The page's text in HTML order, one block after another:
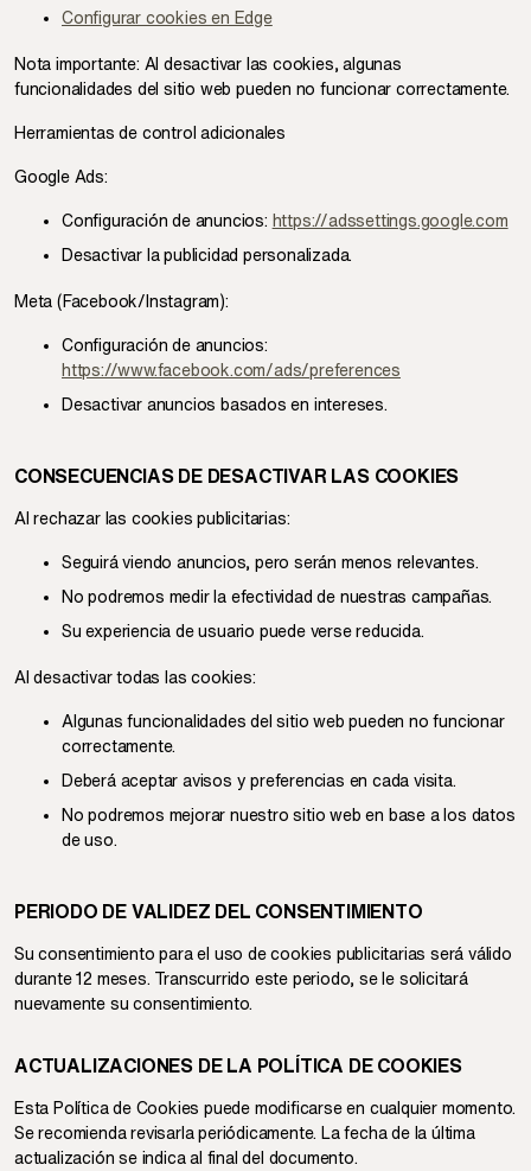
Configurar cookies en Edge
Nota importante: Al desactivar las cookies, algunas
funcionalidades del sitio web pueden no funcionar correctamente.
Herramientas de control adicionales
Google Ads:
Configuración de anuncios: https://adssettings.google.com
Desactivar la publicidad personalizada.
Meta (Facebook/Instagram):
Configuración de anuncios:
https://www.facebook.com/ads/preferences
Desactivar anuncios basados en intereses.
CONSECUENCIAS DE DESACTIVAR LAS COOKIES
Al rechazar las cookies publicitarias:
Seguirá viendo anuncios, pero serán menos relevantes.
No podremos medir la efectividad de nuestras campañas.
Su experiencia de usuario puede verse reducida.
Al desactivar todas las cookies:
Algunas funcionalidades del sitio web pueden no funcionar
correctamente.
Deberá aceptar avisos y preferencias en cada visita.
No podremos mejorar nuestro sitio web en base a los datos
de uso.
PERIODO DE VALIDEZ DEL CONSENTIMIENTO
Su consentimiento para el uso de cookies publicitarias será válido
durante 12 meses. Transcurrido este periodo, se le solicitará
nuevamente su consentimiento.
ACTUALIZACIONES DE LA POLÍTICA DE COOKIES
Esta Política de Cookies puede modificarse en cualquier momento.
Se recomienda revisarla periódicamente. La fecha de la última
actualización se indica al final del documento.